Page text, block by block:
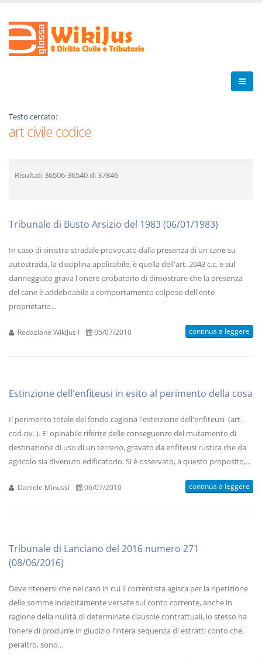
Testo cercato:
art civile codice
Risultati 36506-36540di 37846
Tribunale di Busto Arsizio del 1983 (06/01/1983)
In caso di sinistro stradale provocato dalla presenza di un cane su
autostrada, la disciplina applicabile, è quella dell'art. 2043 c.c. e sul
danneggiato grava l'onere probatorio di dimostrare che la presenza
del cane è addebitabile a comportamento colposo dell'ente
proprietario...
Redazione WikiJus I 05/07/2010 continua a leggere
Estinzione dell'enfiteusi in esito al perimento della cosa
Il perimento totale del fondo cagiona l'estinzione dell'enfiteusi (art.
cod.civ. ). E' opinabile riferire delle conseguenze del mutamento di
destinazione di uso di un terreno, gravato da enfiteusi rustica che da
agricolo sia divenuto edificatorio. Si è osservato, a questo proposito,...
Daniele Minussi 06/07/2010 continua a leggere
Tribunale di Lanciano del 2016 numero 271
(08/06/2016)
Deve ritenersi che nel caso in cui il correntista agisca per la ripetizione
delle somme indebitamente versate sul conto corrente, anche in
ragione della nullità di determinate clausole contrattuali, lo stesso ha
l’onere di produrre in giudizio l’intera sequenza di estratti conto che,
peraltro, sono...